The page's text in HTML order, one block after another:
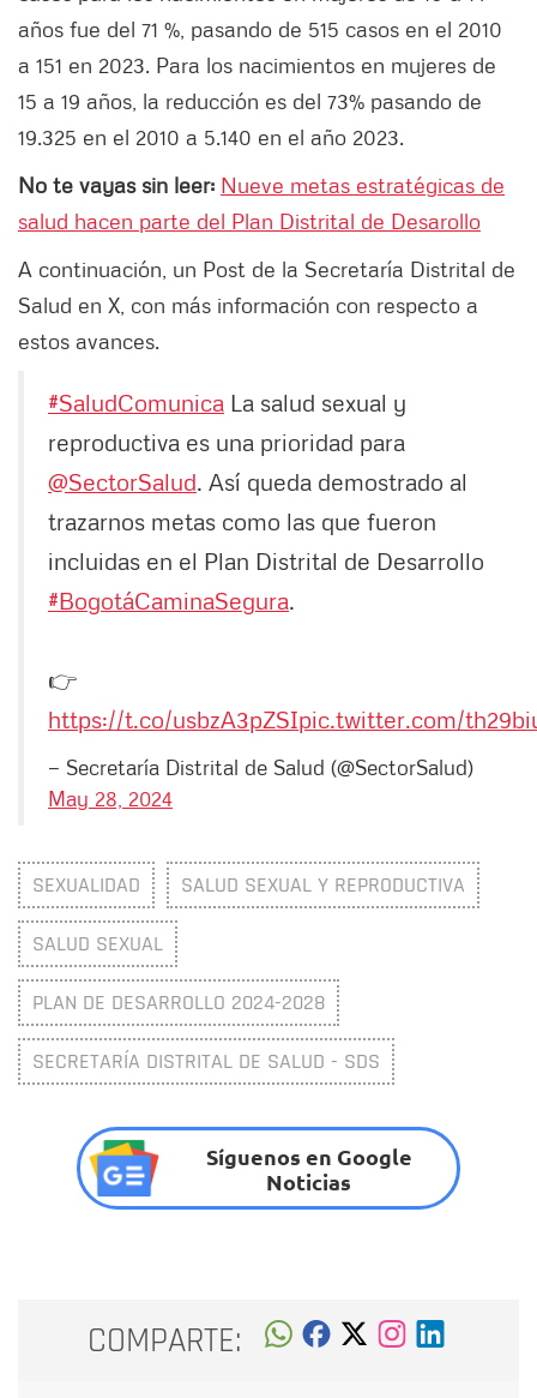
años fue del 71 %, pasando de 515 casos en el 2010
a 151 en 2023. Para los nacimientos en mujeres de
15 a 19 años, la reducción es del 73% pasando de
19.325 en el 2010 a 5.140 en el año 2023.
No te vayas sin leer: Nueve metas estratégicas de
salud hacen parte del Plan Distrital de Desarollo
A continuación, un Post de la Secretaría Distrital de
Salud en X, con más información con respecto a
estos avances.
#SaludComunica La salud sexual y
reproductiva es una prioridad para
@SectorSalud. Así queda demostrado al
trazarnos metas como las que fueron
incluidas en el Plan Distrital de Desarrollo
#BogotáCaminaSegura.
👉
https://t.co/usbzA3pZSIpic.twitter.com/
— Secretaría Distrital de Salud (@SectorSalud)
May 28, 2024
SEXUALIDAD SALUD SEXUAL Y REPRODUCTIVA
SALUD SEXUAL
PLAN DE DESARROLLO 2024-2028
SECRETARÍA DISTRITAL DE SALUD - SDS
Síguenos en Google
Noticias
COMPARTE: